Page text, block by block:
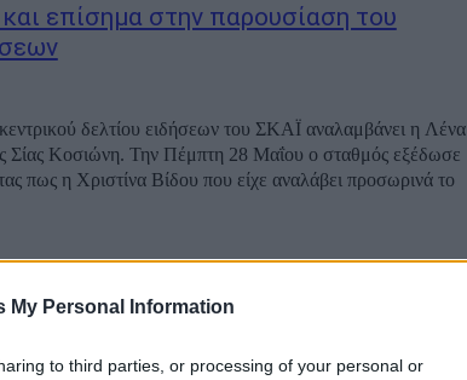
My Personal Information
to third parties, or processing of your personal or
επίσημα στην παρουσίαση του
δελτίου ειδήσεων του ΣΚΑΪ αναλαμβάνει η Λένα
Σίας Κοσιώνη. Την Πέμπτη 28 Μαΐου ο σταθμός εξέδωσε
πως η Χριστίνα Βίδου που είχε αναλάβει προσωρινά το